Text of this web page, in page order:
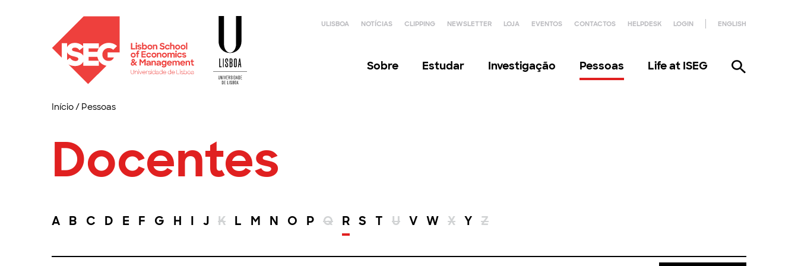
ULISBOA NOTÍCIAS CLIPPING NEWSLETTER LOJA EVENTOS CONTACTOS HELPDESK LOGIN ENGLISH
Sobre Estudar Investigação Pessoas Life at ISEG
Início/ Pessoas
Docentes
A B C D E F G H I J K L M N O P Q R S T U V W X Y Z